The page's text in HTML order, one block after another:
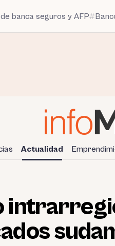
banca seguros y AFP
Actualidad